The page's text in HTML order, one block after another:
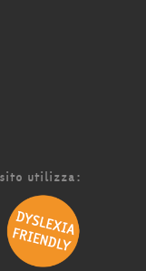
utilizza: